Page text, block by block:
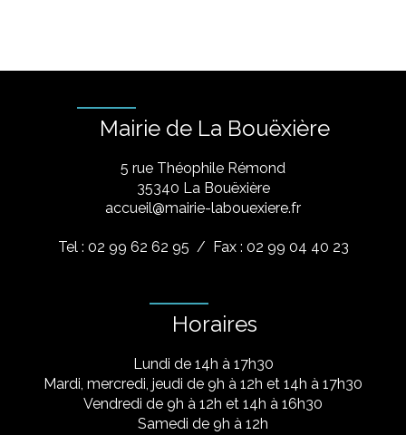
Mairie de La Bouëxière
5 rue Théophile Rémond
​35340 La Bouëxière
accueil@mairie-labouexiere.fr
Tel : 02 99 62 62 95 / Fax : 02 99 04 40 23
Horaires
Lundi de 14h à 17h30
Mardi, mercredi, jeudi de 9h à 12h et 14h à 17h30
Vendredi de 9h à 12h et 14h à 16h30
Samedi de 9h à 12h